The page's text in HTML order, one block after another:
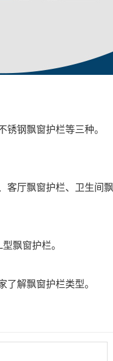
钢飘窗护栏等三种。
厅飘窗护栏、卫生间飘
飘窗护栏。
解飘窗护栏类型。